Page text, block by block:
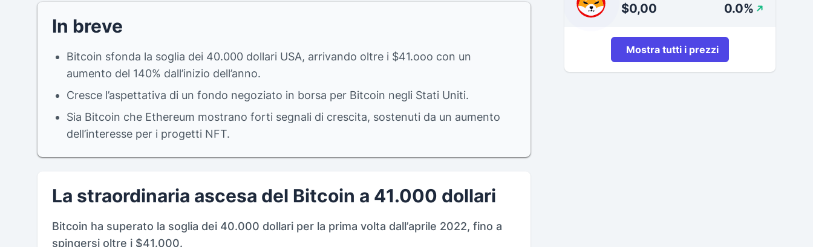
In breve
Bitcoin sfonda la soglia dei 40.000 dollari USA, arrivando oltre i $41.ooo con un
aumento del 140% dall’inizio dell’anno.
Cresce l’aspettativa di un fondo negoziato in borsa per Bitcoin negli Stati Uniti.
Sia Bitcoin che Ethereum mostrano forti segnali di crescita, sostenuti da un aumento
dell’interesse per i progetti NFT.
La straordinaria ascesa del Bitcoin a 41.000 dollari
Bitcoin ha superato la soglia dei 40.000 dollari per la prima volta dall’aprile 2022, fino a
spingersi oltre i $41.000.
$0,00 0.0%
Mostra tutti i prezzi